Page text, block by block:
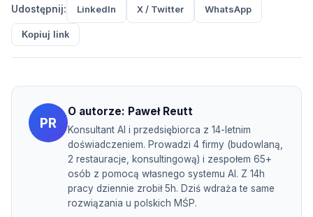
Udostępnij: LinkedIn X / Twitter WhatsApp
Kopiuj link
PR
O autorze: Paweł Reutt
Konsultant AI i przedsiębiorca z 14-letnim
doświadczeniem. Prowadzi 4 firmy (budowlaną,
2 restauracje, konsultingową) i zespołem 65+
osób z pomocą własnego systemu AI. Z 14h
pracy dziennie zrobił 5h. Dziś wdraża te same
rozwiązania u polskich MŚP.